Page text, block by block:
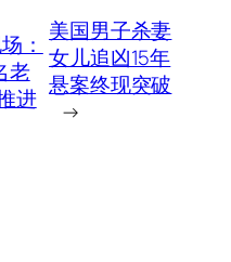
：
老
进
美国男子杀妻
女儿追凶15年
悬案终现突破
→